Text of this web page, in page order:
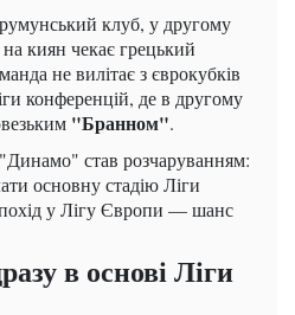
клуб, у другому
киян чекає грецький
не вилітає з єврокубків
конференцій, де в другому
"Бранном".
став розчаруванням:
основну стадію Ліги
у Лігу Європи — шанс
в основі Ліги